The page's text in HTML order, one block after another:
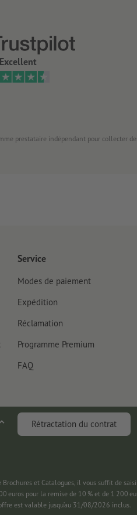
Excellent
prestataire indépendant pour collecter
Service
Modes de paiement
Expédition
Réclamation
Programme Premium
FAQ
Rétractation du contrat
et Catalogues, il vous suffit de
euros pour la remise de 10 % et de 1 200
est valable jusqu’au 31/08/2026 inclus.